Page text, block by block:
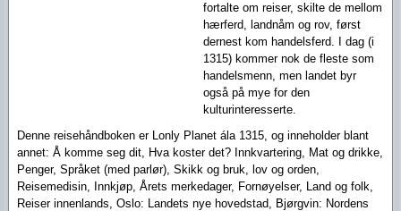
fortalte om reiser, skilte de mellom
hærferd, landnåm og rov, først
dernest kom handelsferd. I dag (i
1315) kommer nok de fleste som
handelsmenn, men landet byr
også på mye for den
kulturinteresserte.
Denne reisehåndboken er Lonly Planet ála 1315, og inneholder blant
annet: Å komme seg dit, Hva koster det? Innkvartering, Mat og drikke,
Penger, Språket (med parlør), Skikk og bruk, lov og orden,
Reisemedisin, Innkjøp, Årets merkedager, Fornøyelser, Land og folk,
Reiser innenlands, Oslo: Landets nye hovedstad, Bjørgvin: Nordens